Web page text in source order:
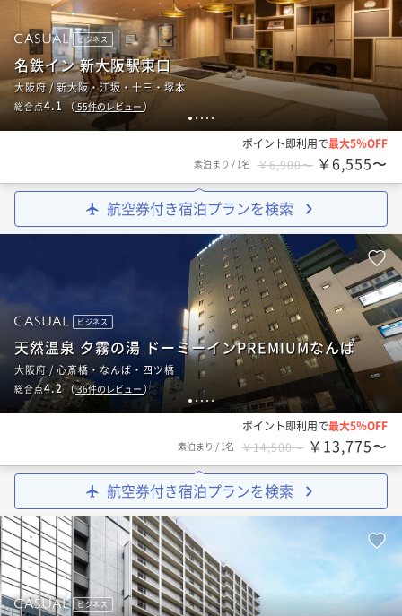
1 2 3 4 5
ビジネス
名鉄イン 新大阪駅東口
大阪府 / 新大阪・江坂・十三・塚本
総合点4.1 （55件のレビュー）
ポイント即利用で最大5％OFF
素泊まり / 1名 ￥6,900〜 ￥6,555〜
航空券付き宿泊プランを検索
1 2345
ビジネス
天然温泉 夕霧の湯 ドーミーインPREMIUMなんば
大阪府 / 心斎橋・なんば・四ツ橋
総合点4.2（36件のレビュー ）
ポイント即利用で最大5％OFF
素泊まり / 1名 ￥14,500〜 ￥13,775〜
航空券付き宿泊プランを検索
ビジネス